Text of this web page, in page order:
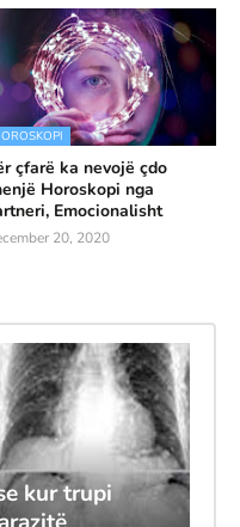
çfarë ka nevojë çdo
Horoskopi nga
Emocionalisht
20, 2020
kur trupi